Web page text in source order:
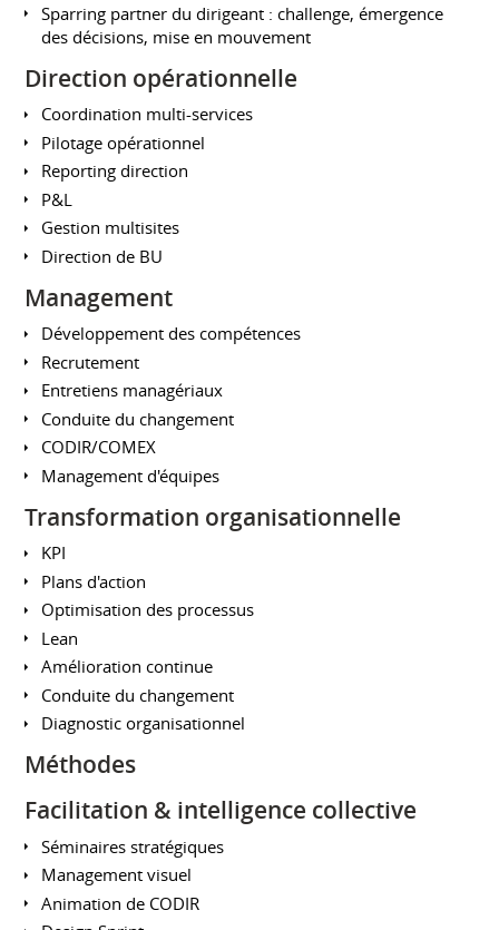
Sparring partner du dirigeant : challenge, émergence
des décisions, mise en mouvement
Direction opérationnelle
Coordination multi-services
Pilotage opérationnel
Reporting direction
P&L
Gestion multisites
Direction de BU
Management
Développement des compétences
Recrutement
Entretiens managériaux
Conduite du changement
CODIR/COMEX
Management d'équipes
Transformation organisationnelle
KPI
Plans d'action
Optimisation des processus
Lean
Amélioration continue
Conduite du changement
Diagnostic organisationnel
Méthodes
Facilitation & intelligence collective
Séminaires stratégiques
Management visuel
Animation de CODIR